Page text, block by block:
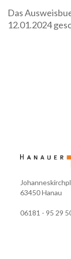
Das
12.01.2024
63450 Hanau
06181 - 95 29